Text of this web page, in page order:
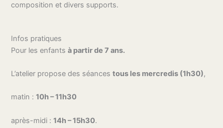
composition et divers supports.
Infos pratiques
Pour les enfants à partir de 7 ans.
L’atelier propose des séances tous les mercredis (1h30),
matin : 10h – 11h30
après-midi : 14h – 15h30.